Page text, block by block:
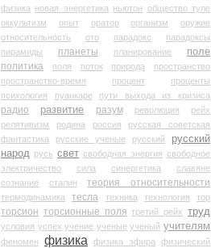
физика новая энергетика ньютон общество туле
оккультизм
опыт оратор организм
оружие
относительность
ото парадокс
парадоксы
пирамиды
планеты планирование
поле
политика
поля поток природа
пространство
пространство-время
процент
проценты
психология
пуанкаре пути выхода из кризиса
радио развитие разум революция
рейх
релятивизм
родина россия
русская советская
фантастика
русские ученые русский
русский
народ русь свет свободная энергия свободное
электричество
сила синергетика
славяне
сознание
сталин теория относительности
термодинамика тесла техника технология тор
торсион торсионные поля третий рейх труд
условия успех учение ученые ученый учителям
феномен физика физика эфира
физический